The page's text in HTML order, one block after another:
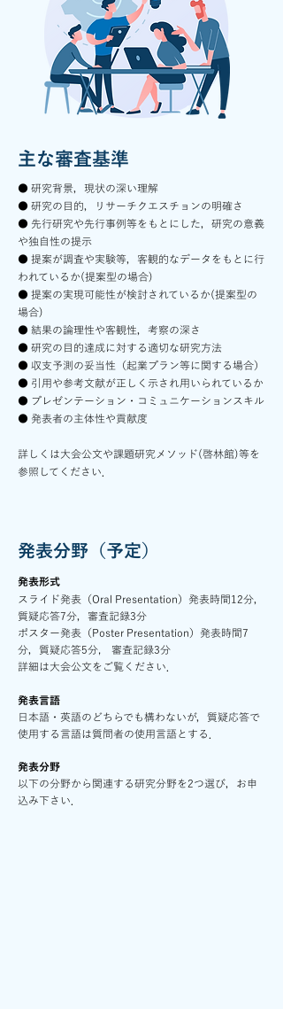
主な審査基準
● 研究背景，現状の深い理解
● 研究の目的，リサーチクエスチョンの明確さ
● 先行研究や先行事例等をもとにした，研究の意義
や独自性の提示
● 提案が調査や実験等，客観的なデータをもとに行
われているか(提案型の場合)
● 提案の実現可能性が検討されているか(提案型の
場合)
● 結果の論理性や客観性，考察の深さ
● 研究の目的達成に対する適切な研究方法
● 収支予測の妥当性（起業プラン等に関する場合）
● 引用や参考文献が正しく示され用いられているか
● プレゼンテーション・コミュニケーションスキル
● 発表者の主体性や貢献度
詳しくは大会公文や課題研究メソッド(啓林館)等を
参照してください．
発表分野（予定）
発表形式
スライド発表（Oral Presentation）発表時間12分，
質疑応答7分，審査記録3分
ポスター発表（Poster Presentation）発表時間7
分，質疑応答5分, 審査記録3分
詳細は大会公文をご覧ください．
発表言語
日本語・英語のどちらでも構わないが，質疑応答で
使用する言語は質問者の使用言語とする．
発表分野
以下の分野から関連する研究分野を2つ選び，お申
込み下さい．